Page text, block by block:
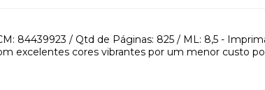
84439923 / Qtd de Páginas: 825 / ML: 8,5 -
excelentes cores vibrantes por um menor custo